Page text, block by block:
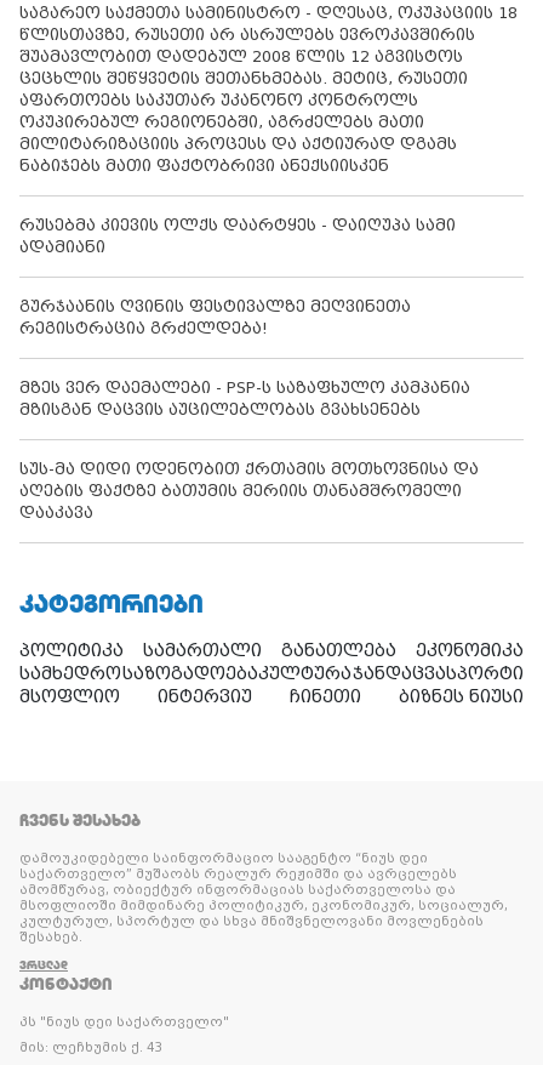
საგარეო საქმეთა სამინისტრო - დღესაც, ოკუპაციის 18
წლისთავზე, რუსეთი არ ასრულებს ევროკავშირის
შუამავლობით დადებულ 2008 წლის 12 აგვისტოს
ცეცხლის შეწყვეტის შეთანხმებას. მეტიც, რუსეთი
აფართოებს საკუთარ უკანონო კონტროლს
ოკუპირებულ რეგიონებში, აგრძელებს მათი
მილიტარიზაციის პროცესს და აქტიურად დგამს
ნაბიჯებს მათი ფაქტობრივი ანექსიისკენ
რუსებმა კიევის ოლქს დაარტყეს - დაიღუპა სამი
ადამიანი
გურჯაანის ღვინის ფესტივალზე მეღვინეთა
რეგისტრაცია გრძელდება!
მზეს ვერ დაემალები - PSP-ს საზაფხულო კამპანია
მზისგან დაცვის აუცილებლობას გვახსენებს
სუს-მა დიდი ოდენობით ქრთამის მოთხოვნისა და
აღების ფაქტზე ბათუმის მერიის თანამშრომელი
დააკავა
ᲙᲐᲢᲔᲒᲝᲠᲘᲔᲑᲘ
პოლიტიკა სამართალი განათლება
ეკონომიკა
სამხედროსაზოგადოებაკულტურაჯანდაცვასპორტი
მსოფლიო
ინტერვიუ ჩინეთი ბიზნეს ნიუსი
ᲩᲕᲔᲜᲡ ᲨᲔᲡᲐᲮᲔᲑ
დამოუკიდებელი საინფორმაციო სააგენტო “ნიუს დეი
საქართველო” მუშაობს რეალურ რეჟიმში და ავრცელებს
ამომწურავ, ობიექტურ ინფორმაციას საქართველოსა და
მსოფლიოში მიმდინარე პოლიტიკურ, ეკონომიკურ, სოციალურ,
კულტურულ, სპორტულ და სხვა მნიშვნელოვანი მოვლენების
შესახებ.
ᲕᲠᲪᲚᲐᲓ
ᲙᲝᲜᲢᲐᲥᲢᲘ
პს "ნიუს დეი საქართველო"
მის: ლეჩხუმის ქ. 43